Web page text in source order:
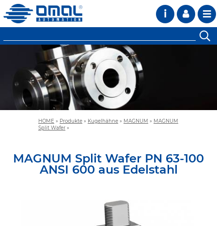
i
HOME » Produkte » Kugelhähne » MAGNUM » MAGNUM
Split Wafer »
MAGNUM Split Wafer PN 63-100
ANSI 600 aus Edelstahl